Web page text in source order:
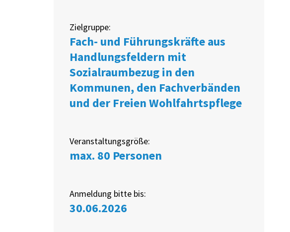
Zielgruppe:
Fach- und Führungskräfte aus
Handlungsfeldern mit
Sozialraumbezug in den
Kommunen, den Fachverbänden
und der Freien Wohlfahrtspflege
Veranstaltungsgröße:
max. 80 Personen
Anmeldung bitte bis:
30.06.2026